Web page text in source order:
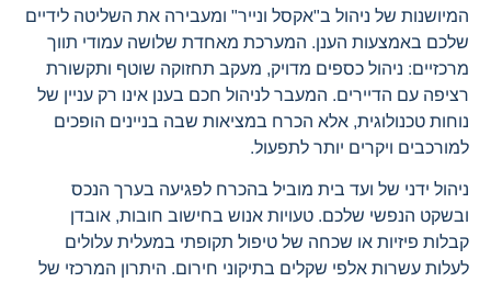
המיושנות של ניהול ב"אקסל ונייר" ומעבירה את השליטה לידיים
שלכם באמצעות הענן. המערכת מאחדת שלושה עמודי תווך
מרכזיים: ניהול כספים מדויק, מעקב תחזוקה שוטף ותקשורת
רציפה עם הדיירים. המעבר לניהול חכם בענן אינו רק עניין של
נוחות טכנולוגית, אלא הכרח במציאות שבה בניינים הופכים
למורכבים ויקרים יותר לתפעול.
ניהול ידני של ועד בית מוביל בהכרח לפגיעה בערך הנכס
ובשקט הנפשי שלכם. טעויות אנוש בחישוב חובות, אובדן
קבלות פיזיות או שכחה של טיפול תקופתי במעלית עלולים
לעלות עשרות אלפי שקלים בתיקוני חירום. היתרון המרכזי של